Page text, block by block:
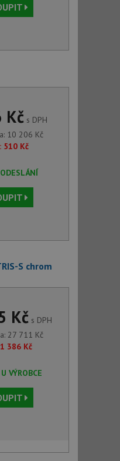
Kčs DPH
10 206 Kč
510 Kč
S chrom
Kčs DPH
27 711 Kč
1 386 Kč
VÝROBCE